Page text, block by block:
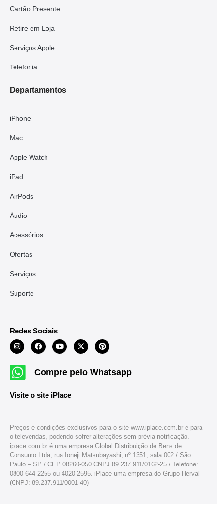
Cartão Presente
Retire em Loja
Serviços Apple
Telefonia
Departamentos
iPhone
Mac
Apple Watch
iPad
AirPods
Áudio
Acessórios
Ofertas
Serviços
Suporte
Redes Sociais
Compre pelo Whatsapp
Visite o site iPlace
Preços e condições exclusivos para o site www.iplace.com.br e para
o televendas, podendo sofrer alterações sem prévia notificação.
iplace.com.br é uma empresa Global Distribuição de Bens de
Consumo Ltda, rua Ioneji Matsubayashi, nº 1351, sala 002 / São
Paulo – SP / CEP 08260-050 CNPJ 89.237.911/0162-25 / Telefone:
0800 644 2255 ou 4020-2595. iPlace uma empresa do Grupo Herval
(CNPJ: 89.237.911/0001-40)